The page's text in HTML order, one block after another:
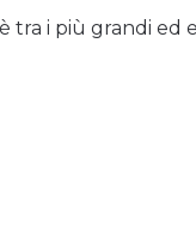
è tra i più grandi ed